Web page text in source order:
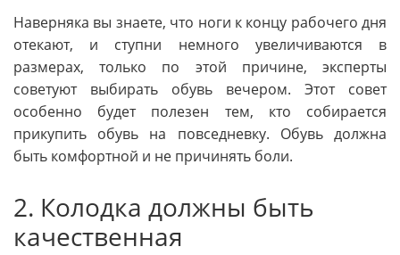
Наверняка вы знаете, что ноги к концу рабочего дня
отекают, и ступни немного увеличиваются в
размерах, только по этой причине, эксперты
советуют выбирать обувь вечером. Этот совет
особенно будет полезен тем, кто собирается
прикупить обувь на повседневку. Обувь должна
быть комфортной и не причинять боли.
2. Колодка должны быть
качественная